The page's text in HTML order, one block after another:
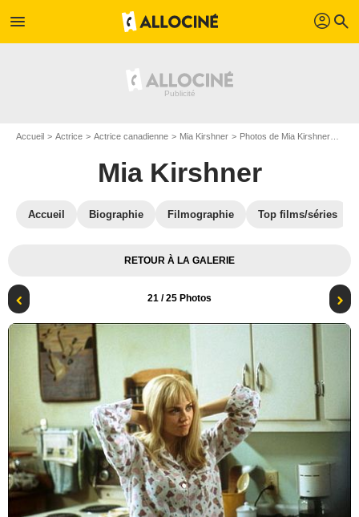
menu profil search
Accueil Actrice Actrice canadienne Mia Kirshner Photos de Mia Kirshner
Mia Kirshner
Accueil Biographie Filmographie Top films/séries
RETOUR À LA GALERIE
21 / 25 Photos